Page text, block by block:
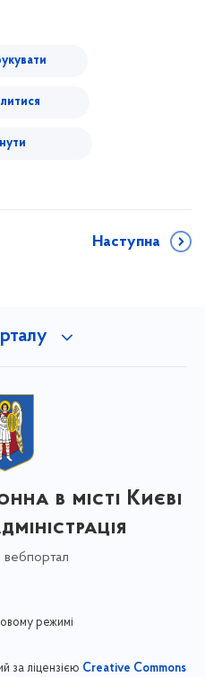
Наступна
в місті Києві
вебпортал
режимі
за ліцензією Creative Commons